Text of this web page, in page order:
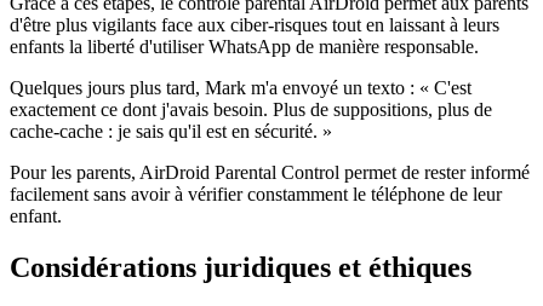
d'être plus vigilants face aux ciber-risques tout en laissant à leurs
enfants la liberté d'utiliser WhatsApp de manière responsable.
Quelques jours plus tard, Mark m'a envoyé un texto : « C'est
exactement ce dont j'avais besoin. Plus de suppositions, plus de
cache-cache : je sais qu'il est en sécurité. »
Pour les parents, AirDroid Parental Control permet de rester informé
facilement sans avoir à vérifier constamment le téléphone de leur
enfant.
Considérations juridiques et éthiques